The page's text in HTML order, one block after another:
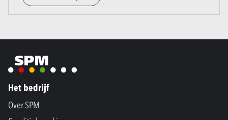
Het bedrijf
Over SPM